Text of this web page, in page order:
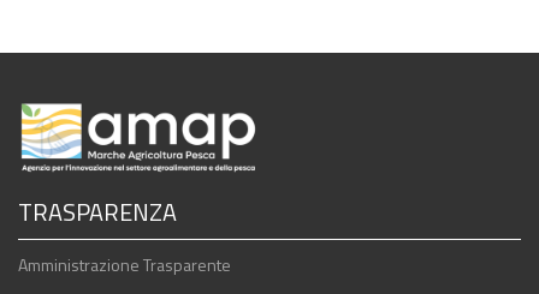
TRASPARENZA
Amministrazione Trasparente